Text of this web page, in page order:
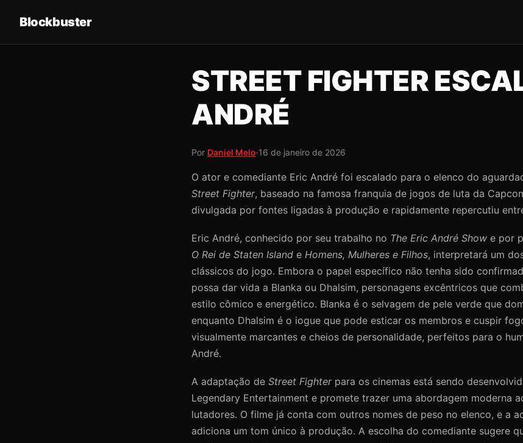
Blockbuster
STREET FIGHTER
ANDRÉ
Por Daniel Melo·16 de janeiro de 2026
O ator e comediante Eric André foi escalado para o elenco do
Street Fighter, baseado na famosa franquia de jogos de luta da
divulgada por fontes ligadas à produção e rapidamente repercutiu
Eric André, conhecido por seu trabalho no The Eric André Show e por
O Rei de Staten Island e Homens, Mulheres e Filhos, interpretará um
clássicos do jogo. Embora o papel específico não tenha sido
possa dar vida a Blanka ou Dhalsim, personagens excêntricos que
estilo cômico e energético. Blanka é o selvagem de pele verde que
enquanto Dhalsim é o iogue que pode esticar os membros e cuspir
visualmente marcantes e cheios de personalidade, perfeitos para o
André.
A adaptação de Street Fighterpara os cinemas está sendo
Legendary Entertainment e promete trazer uma abordagem moderna
lutadores. O filme já conta com outros nomes de peso no elenco, e a
adiciona um tom único à produção. A escolha do comediante sugere